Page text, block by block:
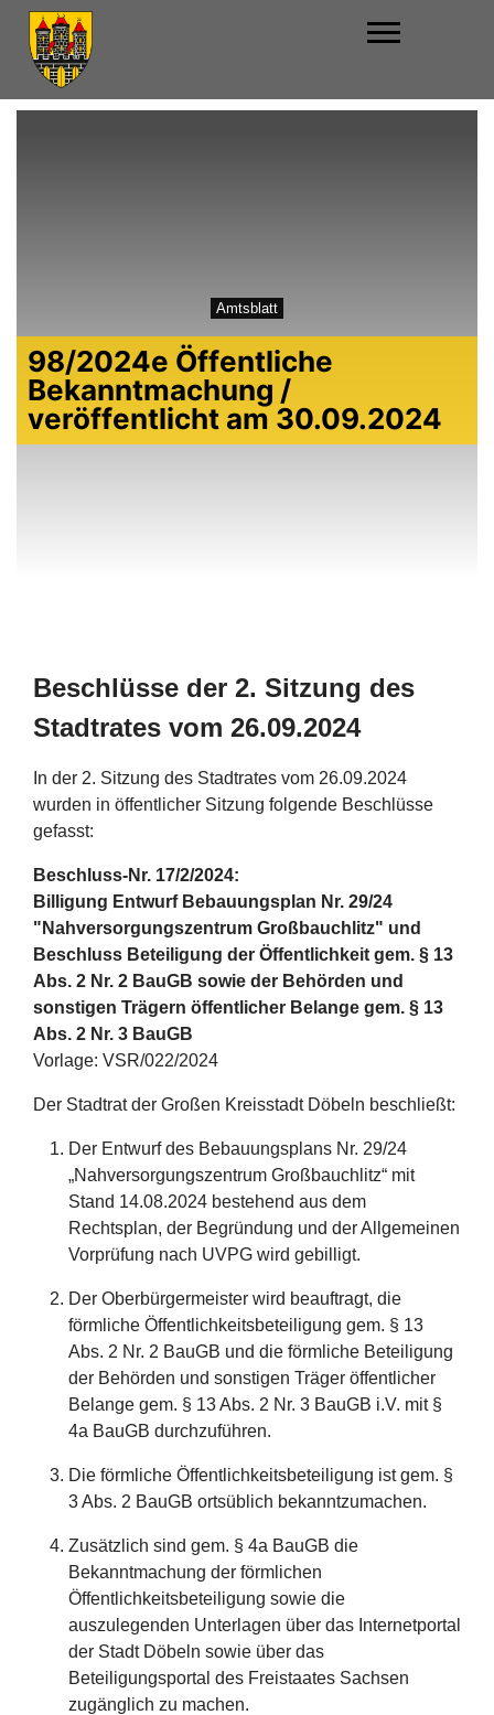
Amtsblatt
98/2024e Öffentliche
Bekanntmachung /
veröffentlicht am 30.09.2024
Beschlüsse der 2. Sitzung des
Stadtrates vom 26.09.2024
In der 2. Sitzung des Stadtrates vom 26.09.2024
wurden in öffentlicher Sitzung folgende Beschlüsse
gefasst:
Beschluss-Nr. 17/2/2024:
Billigung Entwurf Bebauungsplan Nr. 29/24
"Nahversorgungszentrum Großbauchlitz" und
Beschluss Beteiligung der Öffentlichkeit gem. § 13
Abs. 2 Nr. 2 BauGB sowie der Behörden und
sonstigen Trägern öffentlicher Belange gem. § 13
Abs. 2 Nr. 3 BauGB
Vorlage: VSR/022/2024
Der Stadtrat der Großen Kreisstadt Döbeln beschließt:
Der Entwurf des Bebauungsplans Nr. 29/24
„Nahversorgungszentrum Großbauchlitz“ mit
Stand 14.08.2024 bestehend aus dem
Rechtsplan, der Begründung und der Allgemeinen
Vorprüfung nach UVPG wird gebilligt.
Der Oberbürgermeister wird beauftragt, die
förmliche Öffentlichkeitsbeteiligung gem. § 13
Abs. 2 Nr. 2 BauGB und die förmliche Beteiligung
der Behörden und sonstigen Träger öffentlicher
Belange gem. § 13 Abs. 2 Nr. 3 BauGB i.V. mit §
4a BauGB durchzuführen.
Die förmliche Öffentlichkeitsbeteiligung ist gem. §
3 Abs. 2 BauGB ortsüblich bekanntzumachen.
Zusätzlich sind gem. § 4a BauGB die
Bekanntmachung der förmlichen
Öffentlichkeitsbeteiligung sowie die
auszulegenden Unterlagen über das Internetportal
der Stadt Döbeln sowie über das
Beteiligungsportal des Freistaates Sachsen
zugänglich zu machen.